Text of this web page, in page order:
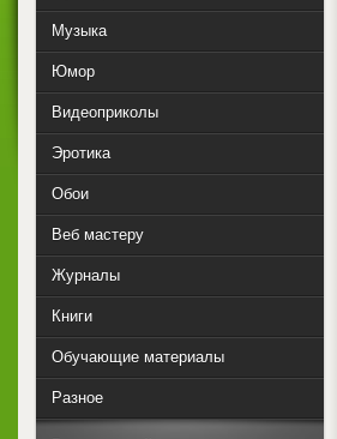
Музыка
Юмор
Видеоприколы
Эротика
Обои
Веб мастеру
Журналы
Книги
Обучающие материалы
Разное